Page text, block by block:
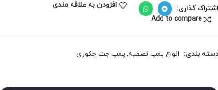
گذاری:
افزودن به علاقه مندی
Add to compare
بندی: انواع پمپ تصفیه, پمپ جت جکوزی